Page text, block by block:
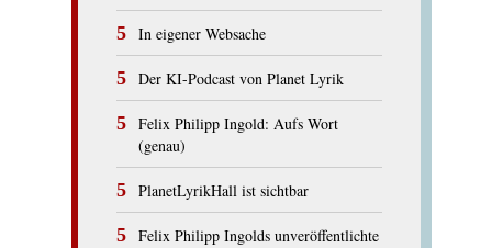
In eigener Websache
Der KI-Podcast von Planet Lyrik
Felix Philipp Ingold: Aufs Wort
(genau)
PlanetLyrikHall ist sichtbar
Felix Philipp Ingolds unveröffentlichte